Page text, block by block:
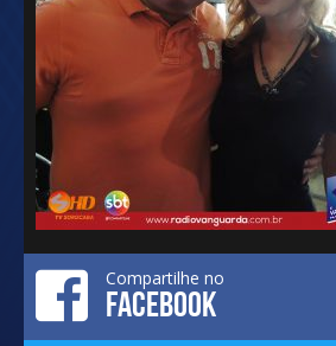
Compartilhe no
FACEBOOK